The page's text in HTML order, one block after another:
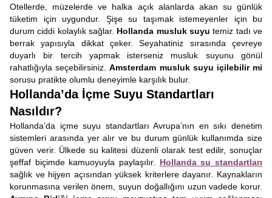
Otellerde, müzelerde ve halka açık alanlarda akan su günlük
tüketim için uygundur. Şişe su taşımak istemeyenler için bu
durum ciddi kolaylık sağlar. Hollanda musluk suyu temiz tadı ve
berrak yapısıyla dikkat çeker. Seyahatiniz sırasında çevreye
duyarlı bir tercih yapmak isterseniz musluk suyunu gönül
rahatlığıyla seçebilirsiniz.Amsterdam musluk suyu içilebilir mi
sorusu pratikte olumlu deneyimle karşılık bulur.
Hollanda’da İçme Suyu Standartları
Nasıldır?
Hollanda’da içme suyu standartları Avrupa’nın en sıkı denetim
sistemleri arasında yer alır ve bu durum günlük kullanımda size
güven verir. Ülkede su kalitesi düzenli olarak test edilir, sonuçlar
şeffaf biçimde kamuoyuyla paylaşılır. Hollanda su standartları
sağlık ve hijyen açısından yüksek kriterlere dayanır. Kaynakların
korunmasına verilen önem, suyun doğallığını uzun vadede korur.